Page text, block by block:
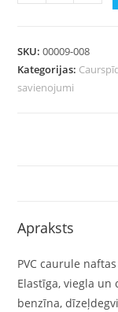
SKU:00009-008
Kategorijas:
savienojumi
Apraksts
PVC caurule
Elastīga, viegla un
benzīna,